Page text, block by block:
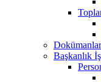
Dokümanlar
Başkanlık